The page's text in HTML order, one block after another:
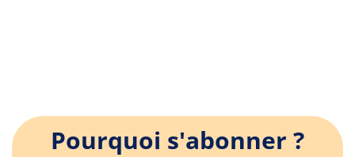
Pourquoi s'abonner ?